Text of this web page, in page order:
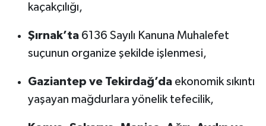
kaçakçılığı,
Şırnak’ta6136 Sayılı Kanuna Muhalefet
suçunun organize şekilde işlenmesi,
Gaziantep ve Tekirdağ’daekonomik sıkıntı
yaşayan mağdurlara yönelik tefecilik,
Genel
YEREL
BÖLGEDEN